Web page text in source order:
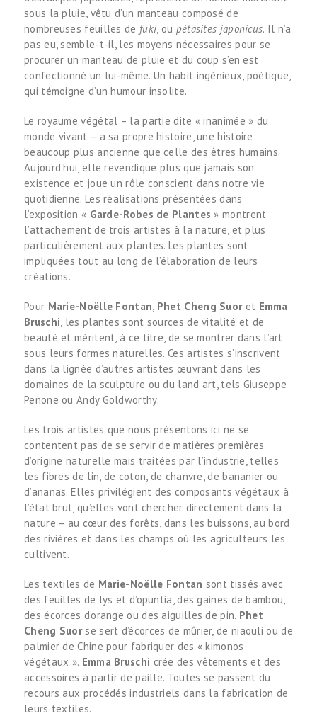
sous la pluie, vêtu d’un manteau composé de
nombreuses feuilles de fuki, ou pétasites japonicus. Il n’a
pas eu, semble-t-il, les moyens nécessaires pour se
procurer un manteau de pluie et du coup s’en est
confectionné un lui-même. Un habit ingénieux, poétique,
qui témoigne d’un humour insolite.
Le royaume végétal – la partie dite « inanimée » du
monde vivant – a sa propre histoire, une histoire
beaucoup plus ancienne que celle des êtres humains.
Aujourd’hui, elle revendique plus que jamais son
existence et joue un rôle conscient dans notre vie
quotidienne. Les réalisations présentées dans
l’exposition « Garde-Robes de Plantes » montrent
l’attachement de trois artistes à la nature, et plus
particulièrement aux plantes. Les plantes sont
impliquées tout au long de l’élaboration de leurs
créations.
Pour Marie-Noëlle Fontan, Phet Cheng Suoret Emma
Bruschi, les plantes sont sources de vitalité et de
beauté et méritent, à ce titre, de se montrer dans l’art
sous leurs formes naturelles. Ces artistes s’inscrivent
dans la lignée d’autres artistes œuvrant dans les
domaines de la sculpture ou du land art, tels Giuseppe
Penone ou Andy Goldworthy.
Les trois artistes que nous présentons ici ne se
contentent pas de se servir de matières premières
d’origine naturelle mais traitées par l’industrie, telles
les fibres de lin, de coton, de chanvre, de bananier ou
d’ananas. Elles privilégient des composants végétaux à
l’état brut, qu’elles vont chercher directement dans la
nature – au cœur des forêts, dans les buissons, au bord
des rivières et dans les champs où les agriculteurs les
cultivent.
Les textiles de Marie-Noëlle Fontan sont tissés avec
des feuilles de lys et d’opuntia, des gaines de bambou,
des écorces d’orange ou des aiguilles de pin. Phet
Cheng Suorse sert d’écorces de mûrier, de niaouli ou de
palmier de Chine pour fabriquer des « kimonos
végétaux ». Emma Bruschi crée des vêtements et des
accessoires à partir de paille. Toutes se passent du
recours aux procédés industriels dans la fabrication de
leurs textiles.